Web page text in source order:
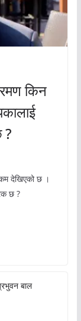
किन
?
कम देखिएको छ ।
छ ?
बाल